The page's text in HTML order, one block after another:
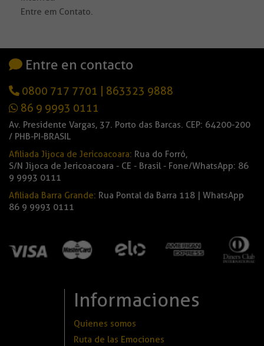
Entre em Contato.
Entre en contacto
0800 717 7701
863323 9888
86 9 9993 0111
Av. Presidente Vargas, 37. Porto das Barcas. CEP: 64200-200
/ PHB-PI-BRASIL
Afiliada Jijoca de Jericoacoara: Rua do Forró,
S/N Jijoca de Jericoacoara - CE - Brasil - Fone/WhatsApp: 86
9 9993 0111
Afiliada Barra Grande: Rua Pontal da Barra 118 | WhatsApp
86 9 9993 0111
Informaciones
Quienes somos
Ruta de las Emociones